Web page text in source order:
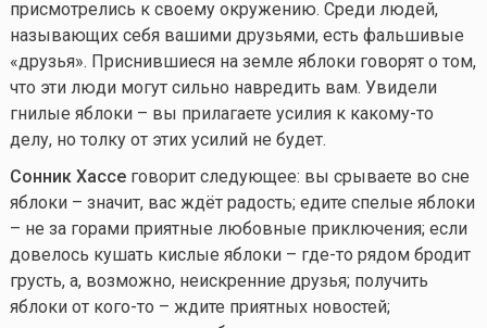
присмотрелись к своему окружению. Среди людей,
называющих себя вашими друзьями, есть фальшивые
«друзья». Приснившиеся на земле яблоки говорят о том,
что эти люди могут сильно навредить вам. Увидели
гнилые яблоки – вы прилагаете усилия к какому-то
делу, но толку от этих усилий не будет.
Сонник Хассеговорит следующее: вы срываете во сне
яблоки – значит, вас ждёт радость; едите спелые яблоки
– не за горами приятные любовные приключения; если
довелось кушать кислые яблоки – где-то рядом бродит
грусть, а, возможно, неискренние друзья; получить
яблоки от кого-то – ждите приятных новостей;